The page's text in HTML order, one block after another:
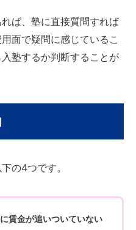
ば、塾に直接質問すれば
面で疑問に感じているこ
塾するか判断することが
の4つです。
賃金が追いついていない